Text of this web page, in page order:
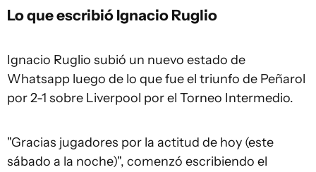
Lo que escribió Ignacio Ruglio
Ignacio Ruglio subió un nuevo estado de
Whatsapp luego de lo que fue el triunfo de Peñarol
por 2-1 sobre Liverpool por el Torneo Intermedio.
"Gracias jugadores por la actitud de hoy (este
sábado a la noche)", comenzó escribiendo el